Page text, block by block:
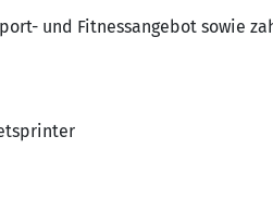
und Fitnessangebot sowie